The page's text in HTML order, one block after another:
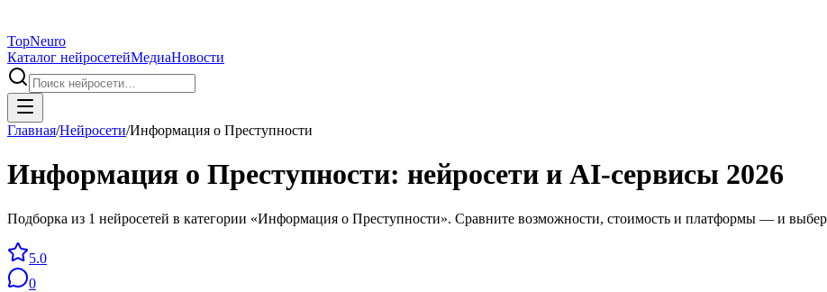
TopNeuro
Каталог нейросетейМедиаНовости
Главная/Нейросети/Информация о Преступности
Информация о Преступности: нейросети и AI-сервисы 2026
Подборка из 1 нейросетей в категории «Информация о Преступности». Сравните возможности, стоимость и платформы — и
5.0
0